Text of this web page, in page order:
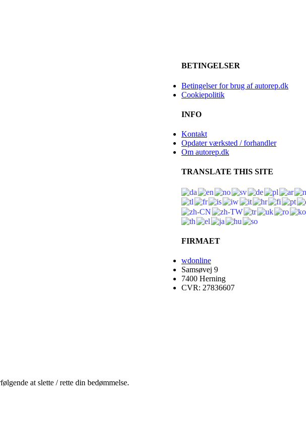
at slette / rette din bedømmelse.
BETINGELSER
Betingelser for brug af autorep.dk
Cookiepolitik
INFO
Kontakt
Opdater værksted / forhandler
Om autorep.dk
TRANSLATE THIS SITE
FIRMAET
wdonline
Samsøvej 9
7400 Herning
CVR: 27836607